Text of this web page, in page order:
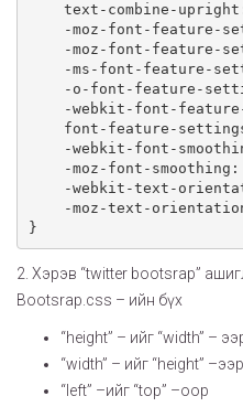
2. Хэрэв “twitter bootsrap”
Bootsrap.css – ийн бүх
“height” – ийг “width” –
“width” – ийг “height” –ээр
“left” –ийг “top” –оор